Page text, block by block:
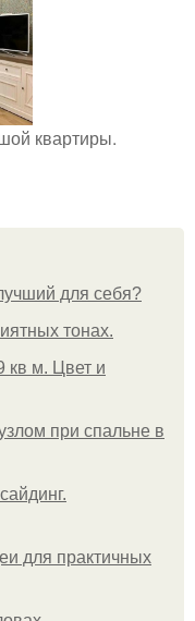
квартиры.
для себя?
тонах.
кв м. Цвет и
при спальне в
для практичных